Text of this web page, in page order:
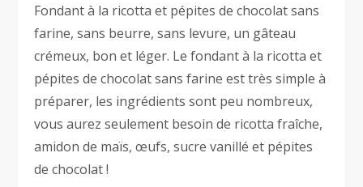
Fondant à la ricotta et pépites de chocolat sans
farine, sans beurre, sans levure, un gâteau
crémeux, bon et léger. Le fondant à la ricotta et
pépites de chocolat sans farine est très simple à
préparer, les ingrédients sont peu nombreux,
vous aurez seulement besoin de ricotta fraîche,
amidon de maïs, œufs, sucre vanillé et pépites
de chocolat !